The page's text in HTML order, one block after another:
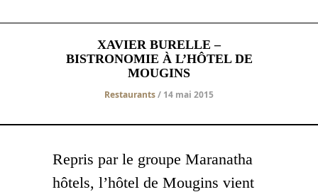
XAVIER BURELLE –
BISTRONOMIE À L’HÔTEL DE
MOUGINS
Restaurants/ 14 mai 2015
Repris par le groupe Maranatha
hôtels, l’hôtel de Mougins vient